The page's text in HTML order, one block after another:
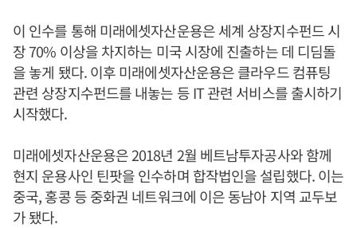
이 인수를 통해 미래에셋자산운용은 세계 상장지수펀드 시
장 70% 이상을 차지하는 미국 시장에 진출하는 데 디딤돌
을 놓게 됐다. 이후 미래에셋자산운용은 클라우드 컴퓨팅
관련 상장지수펀드를 내놓는 등 IT 관련 서비스를 출시하기
시작했다.
미래에셋자산운용은 2018년 2월 베트남투자공사와 함께
현지 운용사인 틴팟을 인수하며 합작법인을 설립했다. 이는
중국, 홍콩 등 중화권 네트워크에 이은 동남아 지역 교두보
가 됐다.